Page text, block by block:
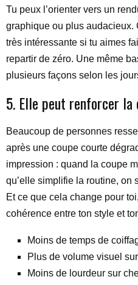
Tu peux l’orienter vers un
graphique ou plus audacieux.
très intéressante si tu aimes
repartir de zéro. Une même
plusieurs façons selon les
5. Elle peut renforcer la
Beaucoup de personnes
après une coupe courte
impression : quand la coupe
qu’elle simplifie la routine, on
Et ce que cela change pour
cohérence entre ton style et
Moins de temps de
Plus de volume visuel
Moins de lourdeur sur